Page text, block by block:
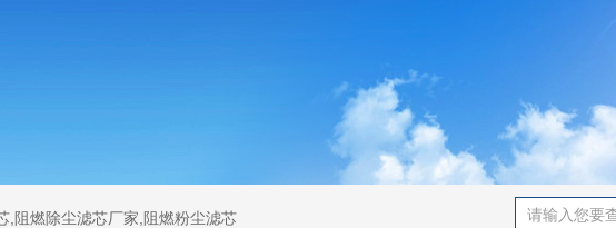
,阻燃除尘滤芯厂家,阻燃粉尘滤芯